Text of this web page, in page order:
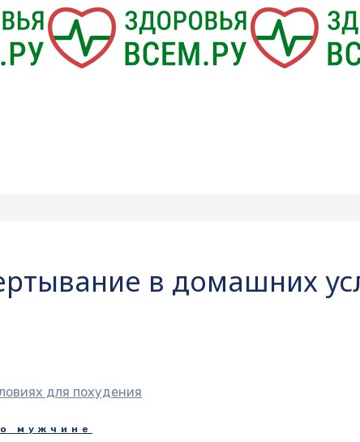
в домашних
для похудения
мужчине